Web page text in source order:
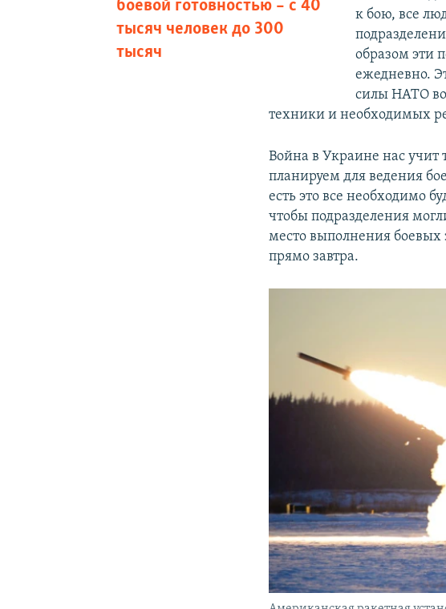
боевой готовностью – с 40
тысяч человек до 300
тысяч
к бою, все
образом эти
ежедневно.
силы НАТО во
техники и необходимых
Война в Украине нас учит
планируем для ведения
есть это все необходимо
чтобы подразделения
место выполнения боевых
прямо завтра.